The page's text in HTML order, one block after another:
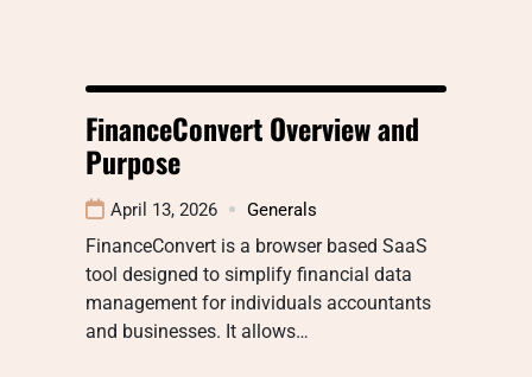
FinanceConvert Overview and
Purpose
April 13, 2026 Generals
FinanceConvert is a browser based SaaS
tool designed to simplify financial data
management for individuals accountants
and businesses. It allows…